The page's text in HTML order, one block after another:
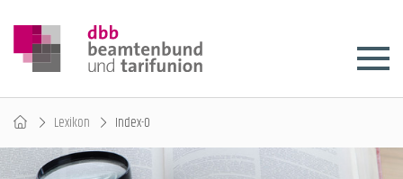
Lexikon Index-O